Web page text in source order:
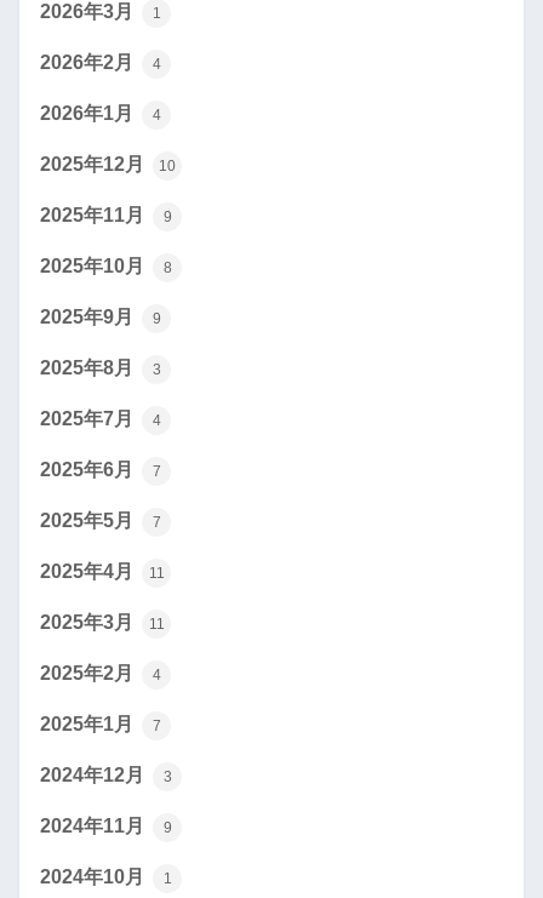
2026年3月 1
2026年2月 4
2026年1月 4
2025年12月 10
2025年11月 9
2025年10月 8
2025年9月 9
2025年8月 3
2025年7月 4
2025年6月 7
2025年5月 7
2025年4月 11
2025年3月 11
2025年2月 4
2025年1月 7
2024年12月 3
2024年11月 9
2024年10月 1